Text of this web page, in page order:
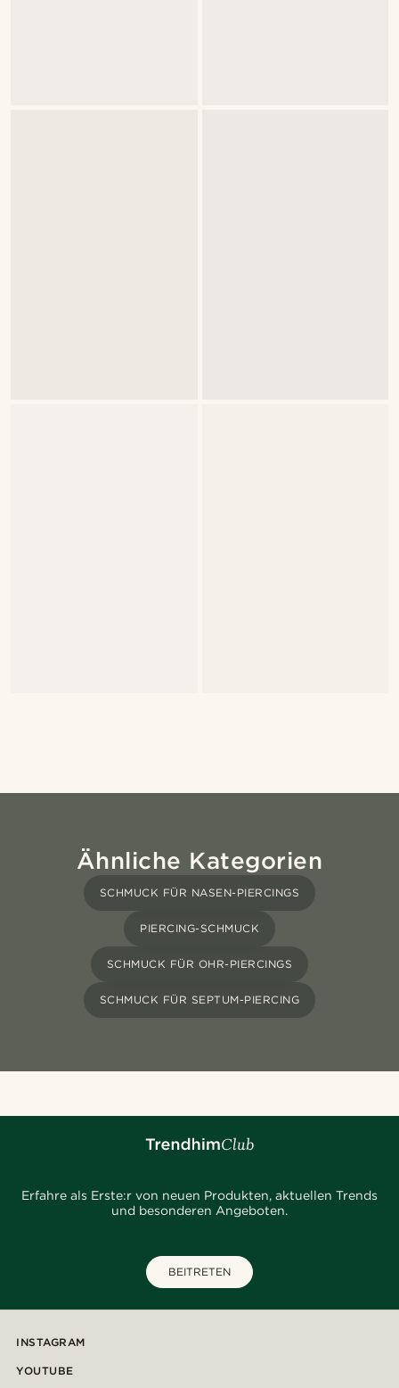
Ähnliche Kategorien
SCHMUCK FÜR NASEN-PIERCINGS
PIERCING-SCHMUCK
SCHMUCK FÜR OHR-PIERCINGS
SCHMUCK FÜR SEPTUM-PIERCING
Erfahre als Erste:r von neuen Produkten, aktuellen Trends
und besonderen Angeboten.
BEITRETEN
INSTAGRAM
YOUTUBE